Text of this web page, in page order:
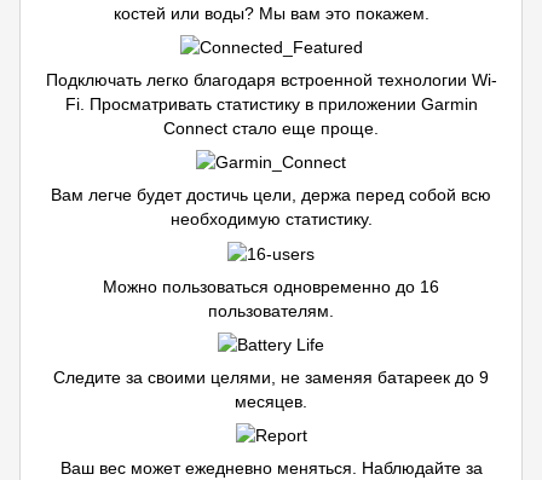
костей или воды? Мы вам это покажем.
Подключать легко благодаря встроенной технологии Wi-
Fi. Просматривать статистику в приложении Garmin
Connect стало еще проще.
Вам легче будет достичь цели, держа перед собой всю
необходимую статистику.
Можно пользоваться одновременно до 16
пользователям.
Следите за своими целями, не заменяя батареек до 9
месяцев.
Ваш вес может ежедневно меняться. Наблюдайте за